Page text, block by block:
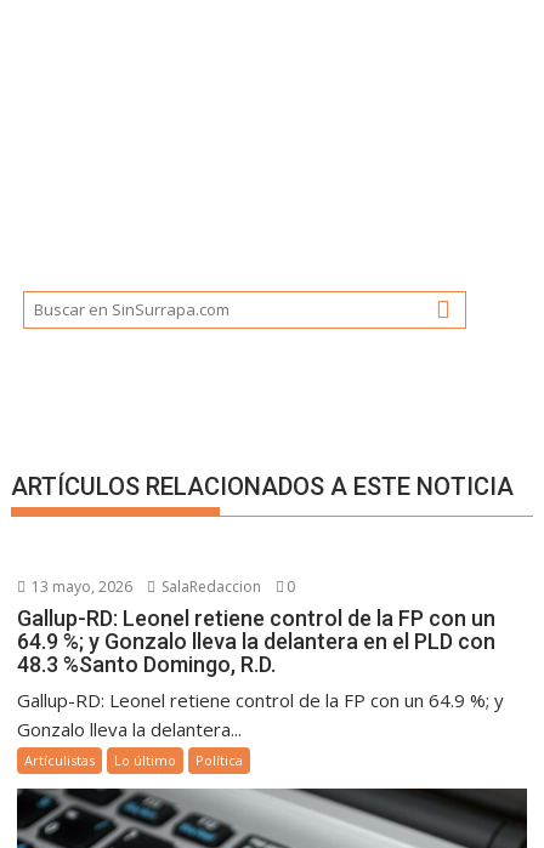
ARTÍCULOS RELACIONADOS A ESTE NOTICIA
13 mayo, 2026 SalaRedaccion 0
Gallup-RD: Leonel retiene control de la FP con un
64.9 %; y Gonzalo lleva la delantera en el PLD con
48.3 %Santo Domingo, R.D.
Gallup-RD: Leonel retiene control de la FP con un 64.9 %; y
Gonzalo lleva la delantera...
Artículistas Lo último Política